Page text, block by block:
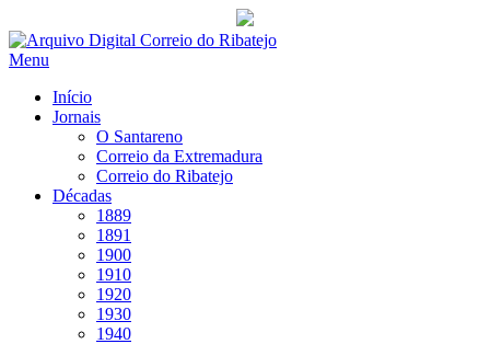
Saltar
para
Menu
Início
Jornais
O Santareno
Correio da Extremadura
Correio do Ribatejo
Décadas
1889
1891
1900
1910
1920
1930
1940